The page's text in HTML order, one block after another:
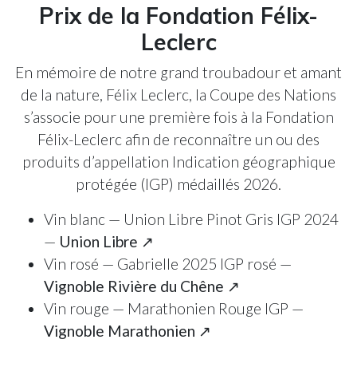
Prix de la Fondation Félix-
Leclerc
En mémoire de notre grand troubadour et amant
de la nature, Félix Leclerc, la Coupe des Nations
s’associe pour une première fois à la Fondation
Félix-Leclerc afin de reconnaître un ou des
produits d’appellation Indication géographique
protégée (IGP) médaillés 2026.
Vin blanc — Union Libre Pinot Gris IGP 2024
— Union Libre ↗
Vin rosé — Gabrielle 2025 IGP rosé —
Vignoble Rivière du Chêne ↗
Vin rouge — Marathonien Rouge IGP —
Vignoble Marathonien ↗